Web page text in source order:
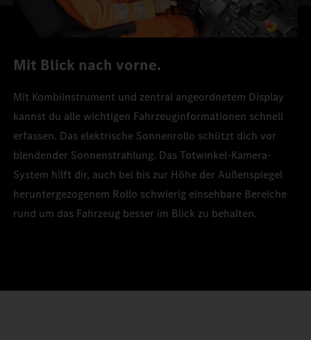
Mit Blick nach vorne.
Mit Kombiinstrument und zentral angeordnetem Display
kannst du alle wichtigen Fahrzeuginformationen schnell
erfassen. Das elektrische Sonnenrollo schützt dich vor
blendender Sonnenstrahlung. Das Totwinkel-Kamera-
System hilft dir, auch bei bis zur Höhe der Außenspiegel
heruntergezogenem Rollo schwierig einsehbare Bereiche
rund um das Fahrzeug besser im Blick zu behalten.